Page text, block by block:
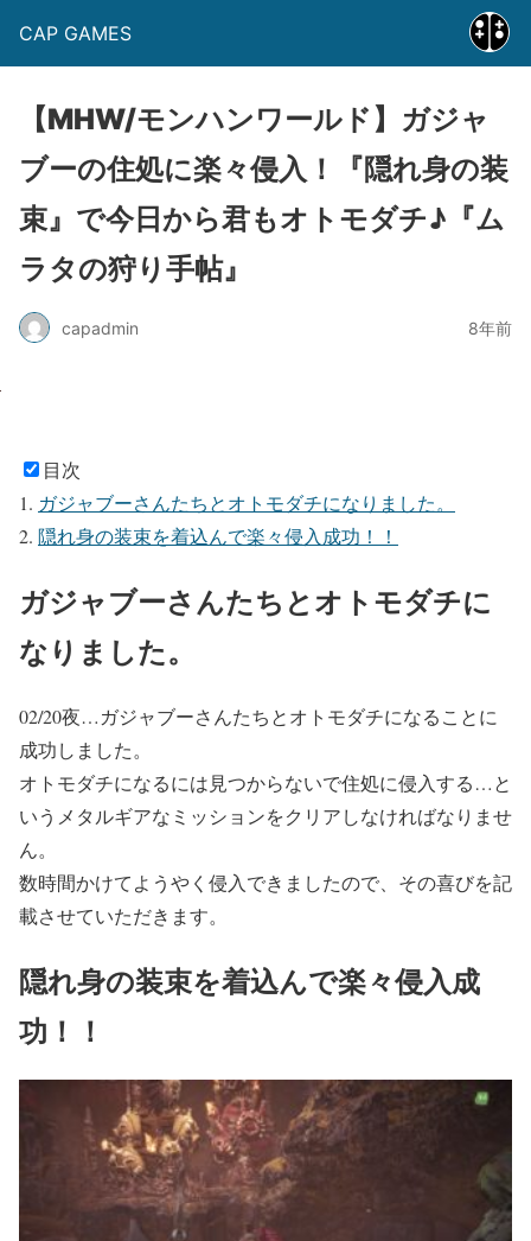
CAP GAMES
【MHW/モンハンワールド】ガジャ
ブーの住処に楽々侵入！『隠れ身の装
束』で今日から君もオトモダチ♪『ム
ラタの狩り手帖』
capadmin 8年前
目次
ガジャブーさんたちとオトモダチになりました。
隠れ身の装束を着込んで楽々侵入成功！！
ガジャブーさんたちとオトモダチに
なりました。
02/20夜…ガジャブーさんたちとオトモダチになることに
成功しました。
オトモダチになるには見つからないで住処に侵入する…と
いうメタルギアなミッションをクリアしなければなりませ
ん。
数時間かけてようやく侵入できましたので、その喜びを記
載させていただきます。
隠れ身の装束を着込んで楽々侵入成
功！！